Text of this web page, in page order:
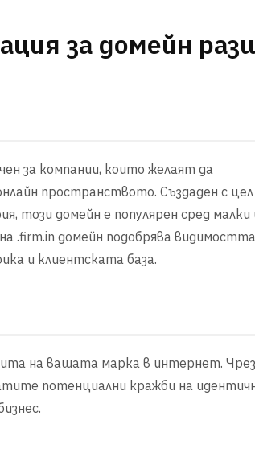
за домейн
за компании, които желаят да
пространството. Създаден с
този домейн е популярен сред малки
.firm.in домейн подобрява
и клиентската база.
на вашата марка в интернет. Чрез
потенциални кражби на